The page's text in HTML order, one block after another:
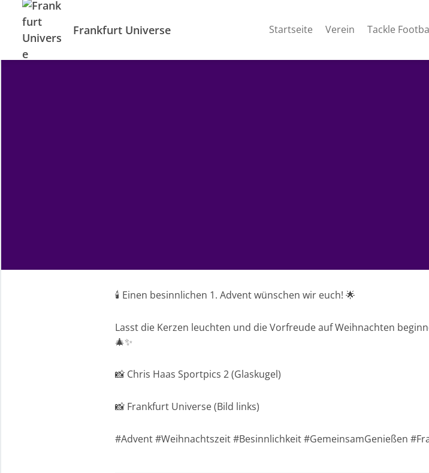
Frankfurt Universe Startseite Verein Tackle
🕯️ Einen besinnlichen 1. Advent wünschen wir euch! 🌟
Lasst die Kerzen leuchten und die Vorfreude auf Weihnachten
🎄✨
📸 Chris Haas Sportpics 2 (Glaskugel)
📸 Frankfurt Universe (Bild links)
#Advent #Weihnachtszeit #Besinnlichkeit #GemeinsamGenießen